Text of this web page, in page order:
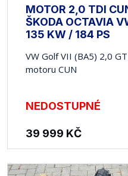
MOTOR 2,0 TDI
ŠKODA OCTAVIA
135 KW / 184 PS
VW Golf VII (BA5) 2,0
motoru CUN
NEDOSTUPNÉ
39 999 KČ